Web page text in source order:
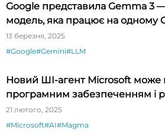
Google представила Gemma 3
модель, яка працює на одному
13 березня, 2025
#Google#Gemini#LLM
Новий ШІ-агент Microsoft може
програмним забезпеченням і
21 лютого, 2025
#Microsoft#AI#Magma